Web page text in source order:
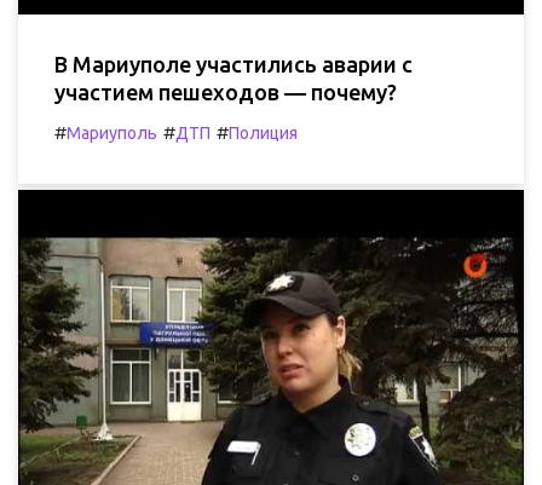
В Мариуполе участились аварии с
участием пешеходов — почему?
#Мариуполь #ДТП #Полиция